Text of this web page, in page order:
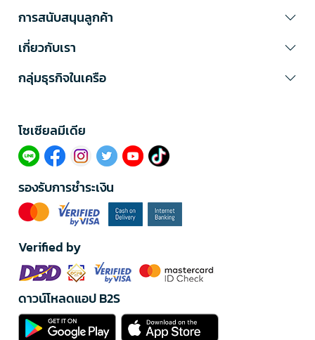
การสนับสนุนลูกค้า
เกี่ยวกับเรา
กลุ่มธุรกิจในเครือ
โซเซียลมีเดีย​
รองรับการชำระเงิน
Verified by
ดาวน์โหลดแอป B2S